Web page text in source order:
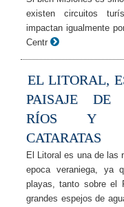
existen circuitos
impactan igualmente
Centr
EL LITORAL,
PAISAJE DE
RÍOS Y
CATARATAS
El Litoral es una de las
epoca veraniega, ya
playas, tanto sobre el
grandes espejos de